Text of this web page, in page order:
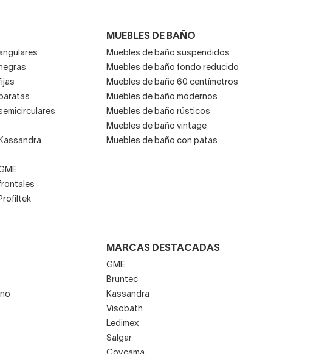
una
y
MUEBLES DE BAÑO
Muebles de baño suspendidos
Muebles de baño fondo reducido
Muebles de baño 60 centímetros
Muebles de baño modernos
Muebles de baño rústicos
Muebles de baño vintage
Muebles de baño con patas
MARCAS DESTACADAS
GME
Bruntec
Kassandra
Visobath
Ledimex
Salgar